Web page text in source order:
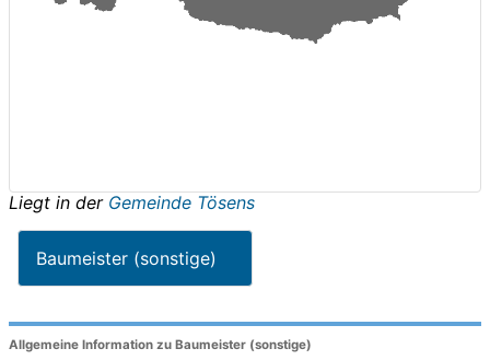
Liegt in der Gemeinde Tösens
Baumeister (sonstige)
Allgemeine Information zu Baumeister (sonstige)